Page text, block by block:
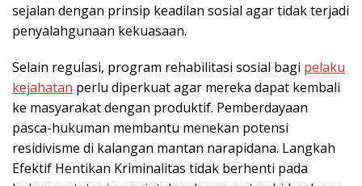
sejalan dengan prinsip keadilan sosial agar tidak terjadi
penyalahgunaan kekuasaan.
Selain regulasi, program rehabilitasi sosial bagi pelaku
kejahatan perlu diperkuat agar mereka dapat kembali
ke masyarakat dengan produktif. Pemberdayaan
pasca-hukuman membantu menekan potensi
residivisme di kalangan mantan narapidana. Langkah
Efektif Hentikan Kriminalitas tidak berhenti pada